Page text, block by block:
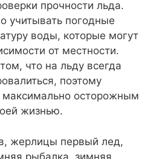
прочности льда.
учитывать погодные
воды, которые могут
от местности.
что на льду всегда
поэтому
осторожным
жизнью.
жерлицы первый лед,
рыбалка, зимняя